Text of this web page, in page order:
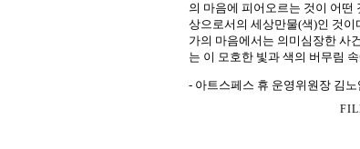
의 마음에 피어오르는 것이 어떤
상으로서의 세상만물(색)인 것
가의 마음에서는 의미심장한 사
는 이 모호한 빛과 색의 버무림
- 아트스페스 휴 운영위원장 김노